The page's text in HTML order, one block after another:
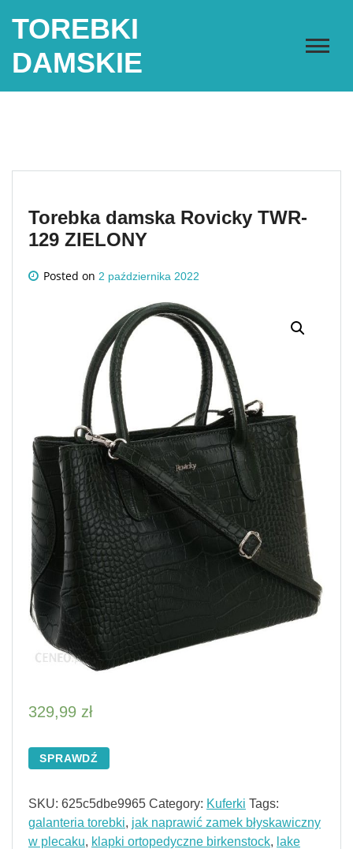
TOREBKI
DAMSKIE
Torebka damska Rovicky TWR-
129 ZIELONY
Posted on 2 października 2022
329,99 zł
SPRAWDŹ
SKU: 625c5dbe9965 Category: Kuferki Tags:
galanteria torebki, jak naprawić zamek błyskawiczny
w plecaku, klapki ortopedyczne birkenstock, lake